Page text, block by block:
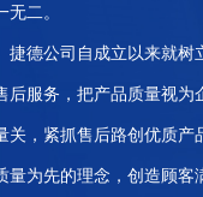
无二。
捷德公司自成立以来就树
后服务，把产品质量视
关，紧抓售后路创优质产
量为先的理念，创造顾客